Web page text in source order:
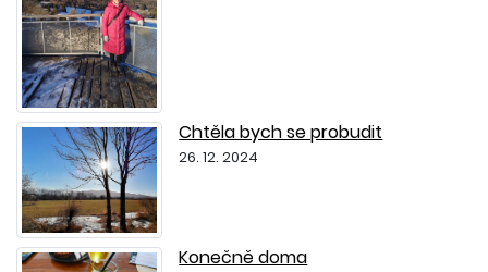
Chtěla bych se probudit
26. 12. 2024
Konečně doma